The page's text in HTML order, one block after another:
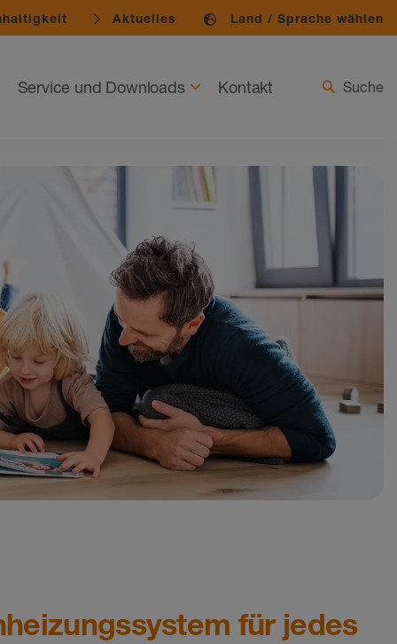
Aktuelles Land / Sprache wählen
Service und Downloads Kontakt Suche
für jedes